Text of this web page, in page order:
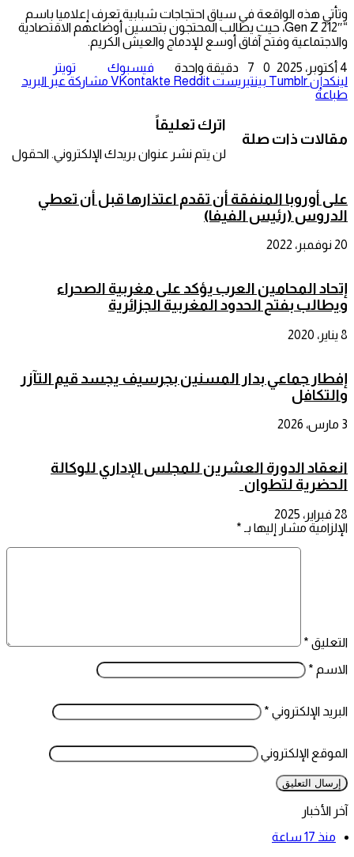
وتأتي هذه الواقعة في سياق احتجاجات شبابية تعرف إعلاميا باسم
“Gen Z 212″، حيث يطالب المحتجون بتحسين أوضاعهم الاقتصادية
والاجتماعية وفتح آفاق أوسع للإدماج والعيش الكريم.
4 أكتوبر، 2025
0 دقيقة واحدة فيسبوك
تويتر
لينكدإن
بينتيريست
مشاركة عبر البريد
طباعة
مقالات ذات صلة
على أوروبا المنفقة أن تقدم اعتذارها قبل أن تعطي
الدروس (رئيس الفيفا)
20 نوفمبر، 2022
إتحاد المحامين العرب يؤكد على مغربية الصحراء
ويطالب بفتح الحدود المغربية الجزائرية
8 يناير، 2020
إفطار جماعي بدار المسنين بجرسيف يجسد قيم التآزر
والتكافل
3 مارس، 2026
انعقاد الدورة العشرين للمجلس الإداري للوكالة
الحضرية لتطوان
28 فبراير، 2025
اترك تعليقاً
لن يتم نشر عنوان بريدك الإلكتروني. الحقول
الإلزامية مشار إليها بـ *
التعليق *
الاسم *
البريد الإلكتروني *
الموقع الإلكتروني
آخر الأخبار
منذ 17 ساعة